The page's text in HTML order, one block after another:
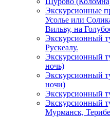
Экскурсионные
Усолье или
Вильву, на
Экскурсионный
Рускеалу.
Экскурсионный
ночь)
Экскурсионный
ночи)
Экскурсионный
Экскурсионный
Мурманск,